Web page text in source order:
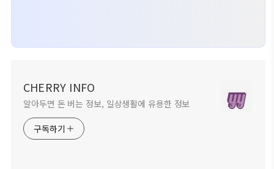
CHERRY INFO
알아두면 돈 버는 정보, 일상생활에 유용한 정보
구독하기